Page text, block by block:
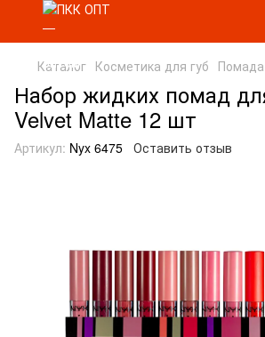
Каталог Косметика для губ
Набор жидких помад
Velvet Matte 12 шт
Артикул: Nyx 6475 Оставить отзыв